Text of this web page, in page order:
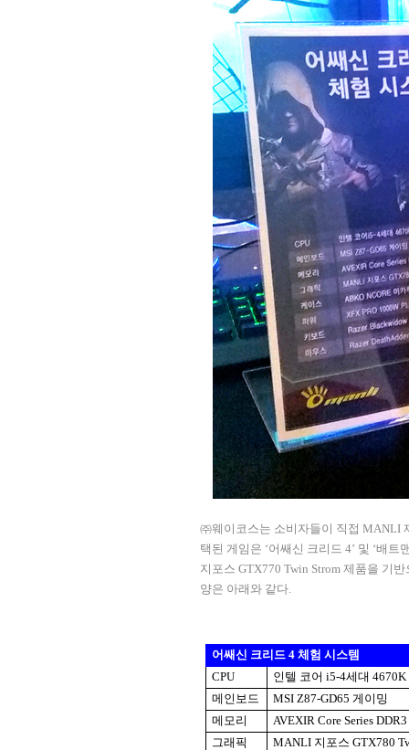
㈜웨이코스는 소비자들이 직접 MANLI
택된 게임은 ‘어쌔신 크리드 4’ 및 ‘배트
지포스 GTX770 Twin Strom 제품을 기반
양은 아래와 같다
어쌔신 크리드 4체험 시스템
CPU
인텔 코어 i5-4세대 4670K
메인보드
MSI Z87-GD65 게이밍
메모리
AVEXIR Core Series
그래픽
MANLI 지포스 GTX780